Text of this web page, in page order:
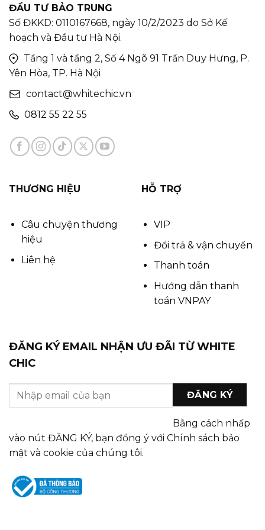
ĐẦU TƯ BẢO TRUNG
Số ĐKKD: 0110167668, ngày 10/2/2023 do Sở Kế
hoạch và Đầu tư Hà Nội.
Tầng 1 và tầng 2, Số 4 Ngõ 91 Trần Duy Hưng, P.
Yên Hòa, TP. Hà Nội
contact@whitechic.vn
0812 55 22 55
THƯƠNG HIỆU
Câu chuyện thương
hiệu
Liên hệ
HỖ TRỢ
VIP
Đổi trả & vận chuyển
Thanh toán
Hướng dẫn thanh
toán VNPAY
ĐĂNG KÝ EMAIL NHẬN ƯU ĐÃI TỪ WHITE
CHIC
Bằng cách nhấp
vào nút ĐĂNG KÝ, bạn đồng ý với Chính sách bảo
mật và cookie của chúng tôi.